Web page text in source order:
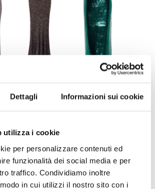
Dettagli Informazioni sui cookie
utilizza i cookie
per personalizzare contenuti ed
funzionalità dei social media e per
traffico. Condividiamo inoltre
in cui utilizzi il nostro sito con i
donna e gonna di velluto
sofisticato è con la
regale che si sposa perfettamente
cashmere. Scegli colori scuri e
blu notte, verde bottiglia o
elegante e raffinato.